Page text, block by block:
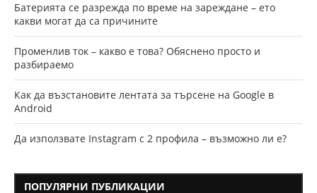
Батерията се разрежда по време на зареждане – ето
какви могат да са причините
Променлив ток – какво е това? Обяснено просто и
разбираемо
Как да възстановите лентата за търсене на Google в
Android
Да използвате Instagram с 2 профила – възможно ли е?
ПОПУЛЯРНИ ПУБЛИКАЦИИ